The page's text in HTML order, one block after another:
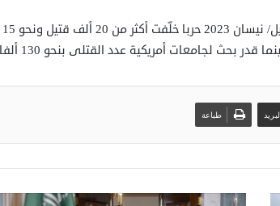
بحث لجامعات أمريكية عدد القتلى بنحو 130 ألفا.
طباعة